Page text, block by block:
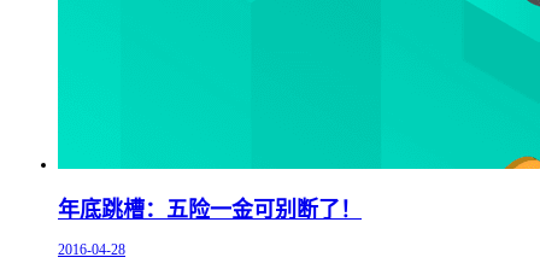
年底跳槽：五险一金可别断了！
2016-04-28